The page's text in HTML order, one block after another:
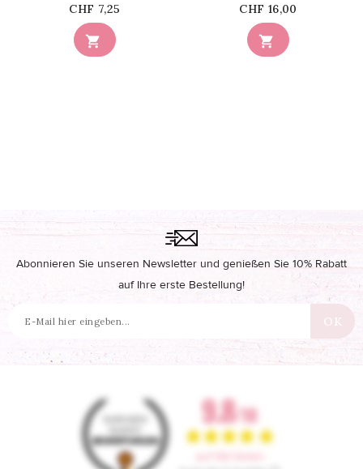

Price
CHF 7,25

Price
CHF 16,00
Abonnieren Sie unseren Newsletter und genießen Sie 10% Rabatt
auf Ihre erste Bestellung!